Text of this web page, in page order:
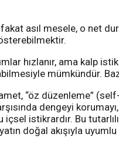
fakat asıl mesele, o net
hızlanır, ama kalp
mümkündür.
“öz düzenleme”
dengeyi
içsel istikrardır. Bu
doğal akışıyla